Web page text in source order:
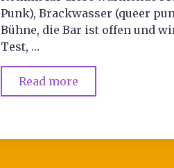
Punk), Brackwasser (queer
Bühne, die Bar ist offen und
Test, …
Read more